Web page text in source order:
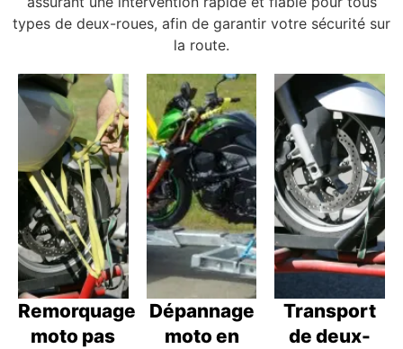
types de deux-roues, afin de garantir votre sécurité sur
la route.
Remorquage
moto pas
Dépannage
moto en
Transport
de deux-